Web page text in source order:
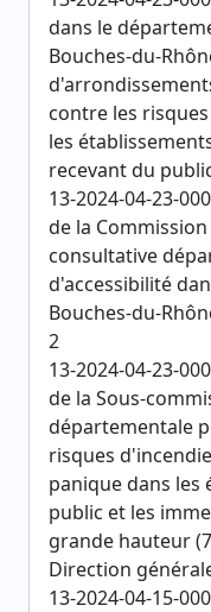
dans le
Bouches-du-
contre les
les
recevant du
13-2024-04-23-
de la Commission
consultative
d'accessibilité
Bouches-du-
2
13-2024-04-23-
de la Sous-
départementale
risques
panique dans les
public et les
grande hauteur
Direction
13-2024-04-15-